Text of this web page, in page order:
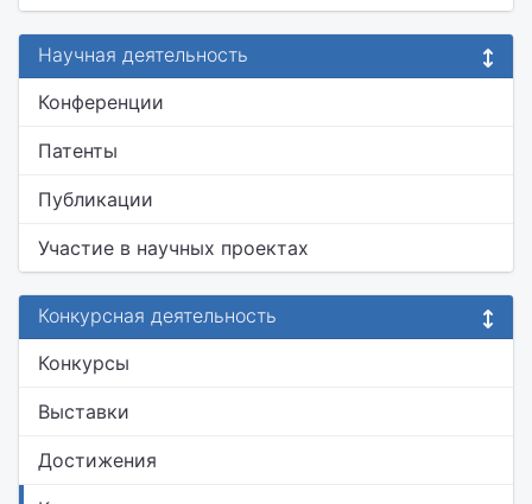
Научная деятельность
Конференции
Патенты
Публикации
Участие в научных проектах
Конкурсная деятельность
Конкурсы
Выставки
Достижения